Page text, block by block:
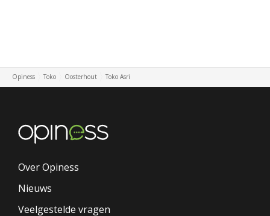
Opiness Toko Oosterhout Toko Asri
Over Opiness
Nieuws
Veelgestelde vragen